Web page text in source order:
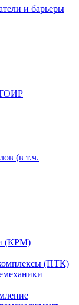
и барьеры
ТОИР
(в т.ч.
(КРМ)
(ПТК)